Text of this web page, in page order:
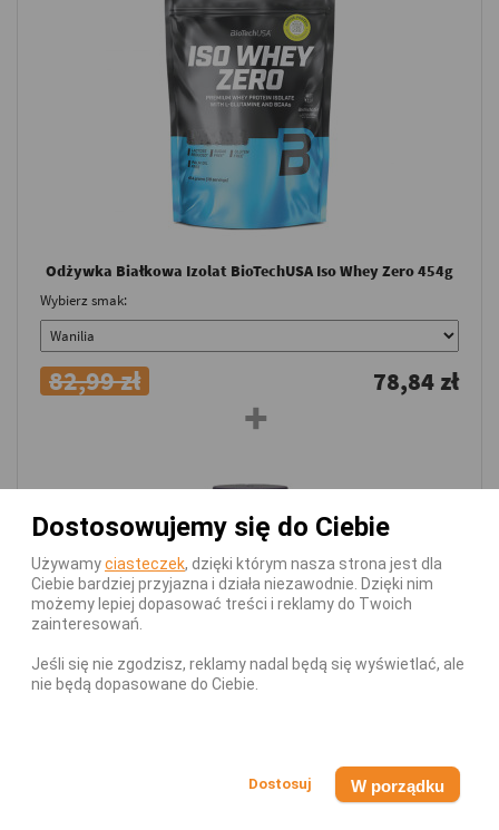
Odżywka Białkowa Izolat BioTechUSA Iso Whey Zero 454g
Wybierz smak:
82,99 zł 78,84 zł
Dostosowujemy się do Ciebie
Używamyciasteczek, dzięki którym nasza strona jest dla
Ciebie bardziej przyjazna i działa niezawodnie. Dzięki nim
możemy lepiej dopasować treści i reklamy do Twoich
zainteresowań.
Jeśli się nie zgodzisz, reklamy nadal będą się wyświetlać, ale
nie będą dopasowane do Ciebie.
W porządku